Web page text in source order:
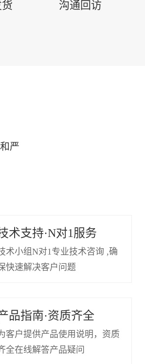
沟通回访
严
术支持·N对1服务
术小组N对1专业技术咨询 ,确
快速解决客户问题
品指南·资质齐全
客户提供产品使用说明，资质
全在线解答产品疑问